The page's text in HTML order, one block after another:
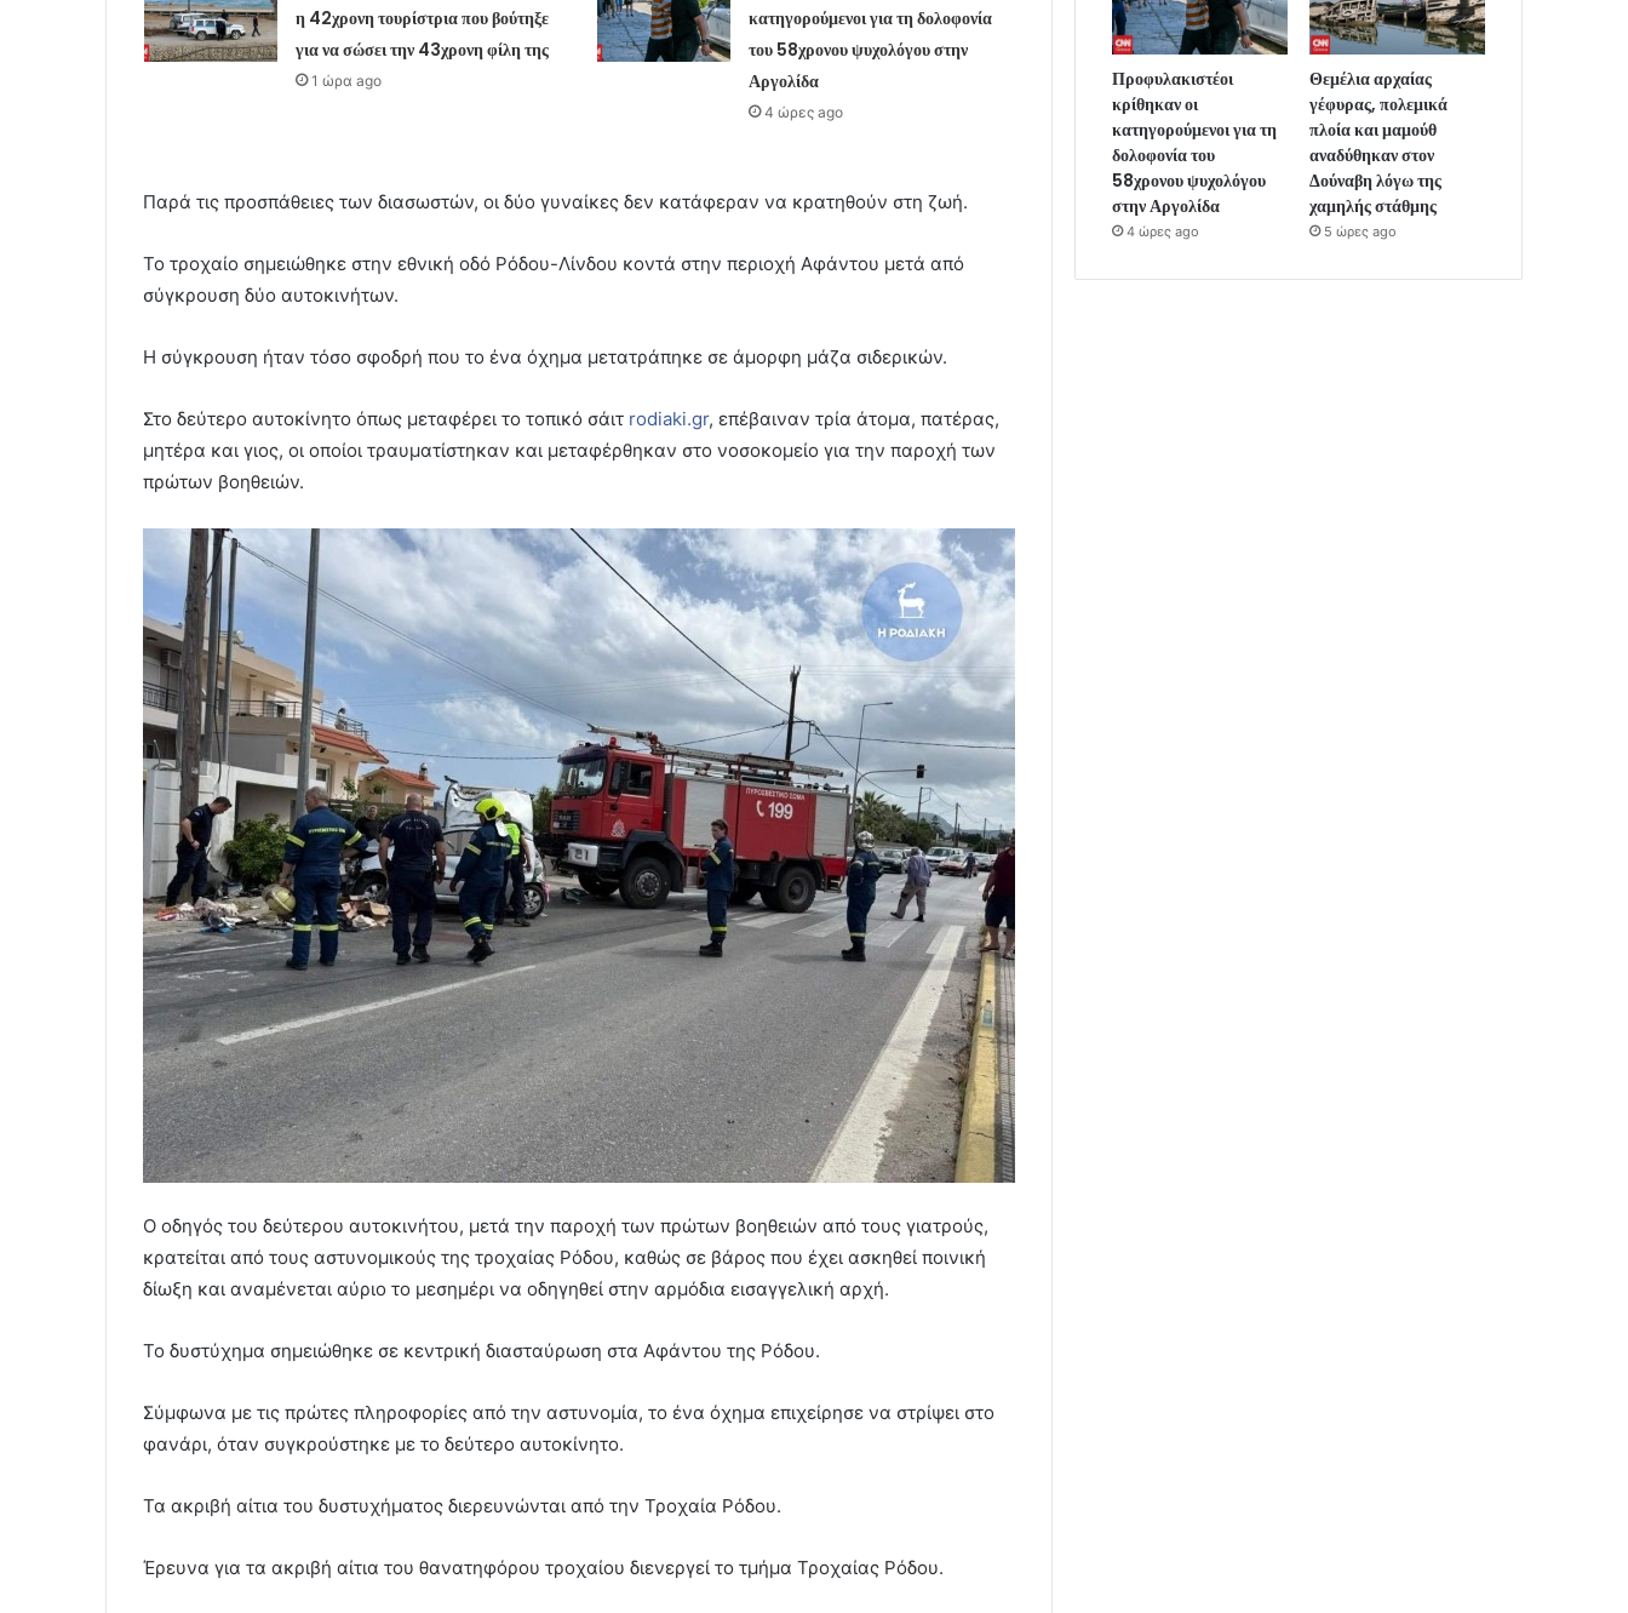
η 42χρονη τουρίστρια που βούτηξε
για να σώσει την 43χρονη φίλη της
1 ώρα ago
κατηγορούμενοι για τη δολοφονία
του 58χρονου ψυχολόγου στην
Αργολίδα
4 ώρες ago
Παρά τις προσπάθειες των διασωστών, οι δύο γυναίκες δεν κατάφεραν να κρατηθούν στη ζωή.
Το τροχαίο σημειώθηκε στην εθνική οδό Ρόδου-Λίνδου κοντά στην περιοχή Αφάντου μετά από
σύγκρουση δύο αυτοκινήτων.
Η σύγκρουση ήταν τόσο σφοδρή που το ένα όχημα μετατράπηκε σε άμορφη μάζα σιδερικών.
Στο δεύτερο αυτοκίνητο όπως μεταφέρει το τοπικό σάιτ rodiaki.gr, επέβαιναν τρία άτομα, πατέρας,
μητέρα και γιος, οι οποίοι τραυματίστηκαν και μεταφέρθηκαν στο νοσοκομείο για την παροχή των
πρώτων βοηθειών.
Ο οδηγός του δεύτερου αυτοκινήτου, μετά την παροχή των πρώτων βοηθειών από τους γιατρούς,
κρατείται από τους αστυνομικούς της τροχαίας Ρόδου, καθώς σε βάρος που έχει ασκηθεί ποινική
δίωξη και αναμένεται αύριο το μεσημέρι να οδηγηθεί στην αρμόδια εισαγγελική αρχή.
Το δυστύχημα σημειώθηκε σε κεντρική διασταύρωση στα Αφάντου της Ρόδου.
Σύμφωνα με τις πρώτες πληροφορίες από την αστυνομία, το ένα όχημα επιχείρησε να στρίψει στο
φανάρι, όταν συγκρούστηκε με το δεύτερο αυτοκίνητο.
Τα ακριβή αίτια του δυστυχήματος διερευνώνται από την Τροχαία Ρόδου.
Έρευνα για τα ακριβή αίτια του θανατηφόρου τροχαίου διενεργεί το τμήμα Τροχαίας Ρόδου.
Προφυλακιστέοι
κρίθηκαν οι
κατηγορούμενοι για τη
δολοφονία του
58χρονου ψυχολόγου
στην Αργολίδα
4 ώρες ago
Θεμέλια αρχαίας
γέφυρας, πολεμικά
πλοία και μαμούθ
αναδύθηκαν στον
Δούναβη λόγω της
χαμηλής στάθμης
5 ώρες ago